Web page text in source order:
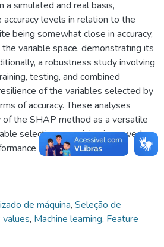
a simulated and real basis,
levels in relation to the
being somewhat close in accuracy,
variable space, demonstrating its
a robustness study involving
testing, and combined
of the variables selected by
of accuracy. These analyses
the SHAP method as a versatile
selection, promising improved
in machine learning
de máquina, Seleção de
, Machine learning, Feature